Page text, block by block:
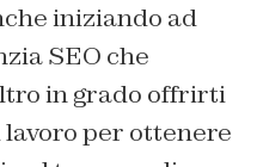
iniziando ad
SEO che
in grado offrirti
per ottenere